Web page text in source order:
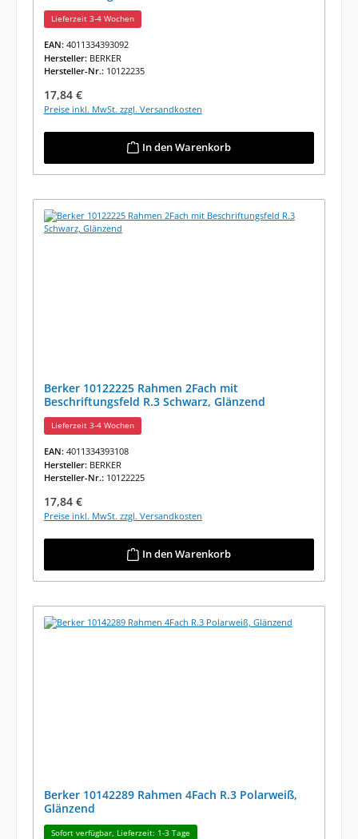
Lieferzeit 3-4 Wochen
EAN: 4011334393092
Hersteller: BERKER
Hersteller-Nr.: 10122235
Regulärer Preis:
17,84 €
Preise inkl. MwSt. zzgl. Versandkosten
In den Warenkorb
Berker 10122225 Rahmen 2Fach mit
Beschriftungsfeld R.3 Schwarz, Glänzend
Lieferzeit 3-4 Wochen
EAN: 4011334393108
Hersteller: BERKER
Hersteller-Nr.: 10122225
Regulärer Preis:
17,84 €
Preise inkl. MwSt. zzgl. Versandkosten
In den Warenkorb
Berker 10142289 Rahmen 4Fach R.3 Polarweiß,
Glänzend
Sofort verfügbar, Lieferzeit: 1-3 Tage